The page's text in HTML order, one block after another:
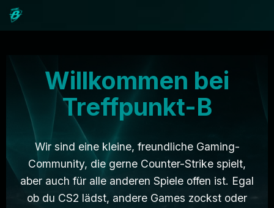
Willkommen bei
Treffpunkt-B
Wir sind eine kleine, freundliche Gaming-
Community, die gerne Counter-Strike spielt,
aber auch für alle anderen Spiele offen ist. Egal
ob du CS2 lädst, andere Games zockst oder